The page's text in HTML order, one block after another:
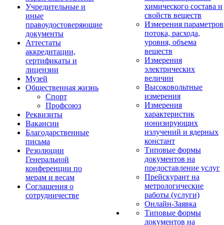
Учредительные и
иные
правоудостоверяющие
документы
Аттестаты
аккредитации,
сертификаты и
лицензии
Музей
Общественная жизнь
Спорт
Профсоюз
Реквизиты
Вакансии
Благодарственные
письма
Резолюции
Генеральной
конференции по
мерам и весам
Соглашения о
сотрудничестве
химического состава и
свойств веществ
Измерения параметров
потока, расхода,
уровня, объема
веществ
Измерения
электрических
величин
Высоковольтные
измерения
Измерения
характеристик
ионизирующих
излучений и ядерных
констант
Типовые формы
документов на
предоставление услуг
Прейскурант на
метрологические
работы (услуги)
Онлайн-Заявка
Типовые формы
документов на